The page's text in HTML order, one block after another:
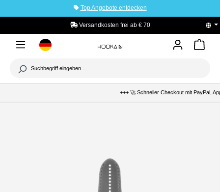
Top Angebote entdecken
Versandkosten frei ab € 70 PayPal
+++ 🚀 Schneller Checkout mit PayPal, Apple